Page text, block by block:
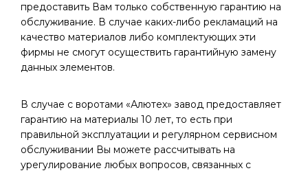
предоставить Вам только собственную гарантию на
обслуживание. В случае каких-либо рекламаций на
качество материалов либо комплектующих эти
фирмы не смогут осуществить гарантийную замену
данных элементов.
В случае с воротами «Алютех» завод предоставляет
гарантию на материалы 10 лет, то есть при
правильной эксплуатации и регулярном сервисном
обслуживании Вы можете рассчитывать на
урегулирование любых вопросов, связанных с